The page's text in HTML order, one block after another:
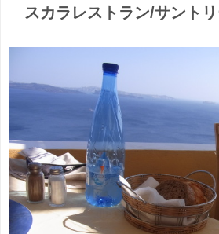
スカラレストラン/サント